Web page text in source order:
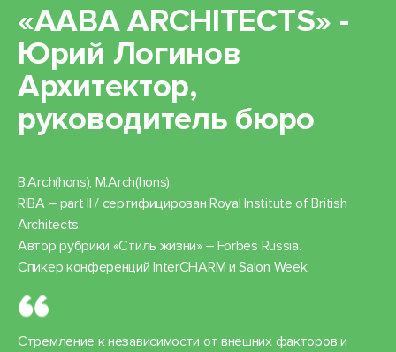
«AABA ARCHITECTS» -
Юрий Логинов
Архитектор,
руководитель бюро
B.Arch(hons), M.Arch(hons).
RIBA ‒ part II / сертифицирован Royal Institute of British
Architects.
Автор рубрики «Стиль жизни» ‒ Forbes Russia.
Спикер конференций InterCHARM и Salon Week.
Стремление к независимости от внешних факторов и